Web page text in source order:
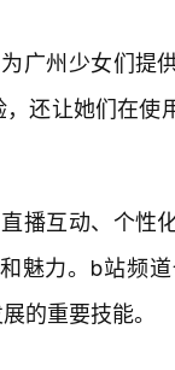
广州少女们提
还让她们在使
播互动、个性
魅力。b站频
的重要技能。